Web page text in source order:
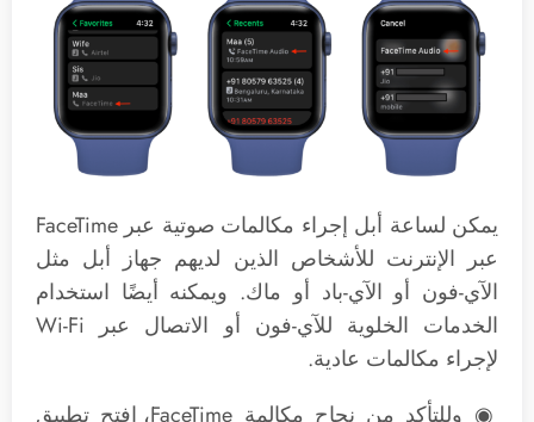
يمكن لساعة أبل إجراء مكالمات صوتية عبر FaceTime
عبر الإنترنت للأشخاص الذين لديهم جهاز أبل مثل
الآي-فون أو الآي-باد أو ماك. ويمكنه أيضًا استخدام
الخدمات الخلوية للآي-فون أو الاتصال عبر Wi-Fi
لإجراء مكالمات عادية.
◉ وللتأكد من نجاح مكالمة FaceTime، افتح تطبيق